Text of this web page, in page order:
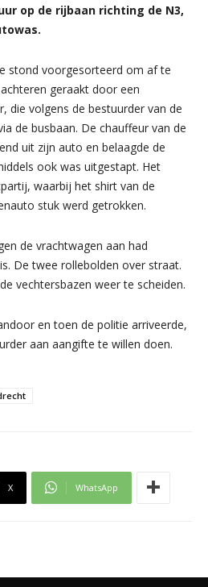
op de rijbaan richting de N3,
stond voorgesorteerd om af te
geraakt door een
die volgens de bestuurder van de
de busbaan. De chauffeur van de
uit zijn auto en belaagde de
ook was uitgestapt. Het
waarbij het shirt van de
stuk werd getrokken.
de vrachtwagen aan had
De twee rollebolden over straat.
vechtersbazen weer te scheiden.
en toen de politie arriveerde,
aan aangifte te willen doen.
X WhatsApp